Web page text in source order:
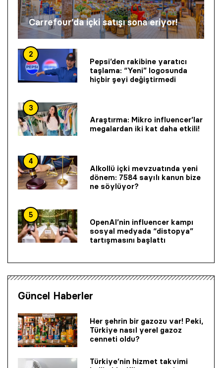
Carrefour’da içki satışı sona eriyor!
2
Pepsi’den rakibine yaratıcı
taşlama: “Yeni” logosunda
hiçbir şeyi değiştirmedi
3
Araştırma: Mikro influencer’lar
megalardan iki kat daha etkili!
4
Alkollü içki mevzuatında yeni
dönem: 7584 sayılı kanun bize
ne söylüyor?
5
OpenAI’nin influencer kampı
sosyal medyada “distopya”
tartışmasını başlattı
Güncel Haberler
Her şehrin bir gazozu var! Peki,
Türkiye nasıl yerel gazoz
cenneti oldu?
Türkiye’nin hizmet takvimi